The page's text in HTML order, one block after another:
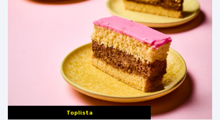
Toplista